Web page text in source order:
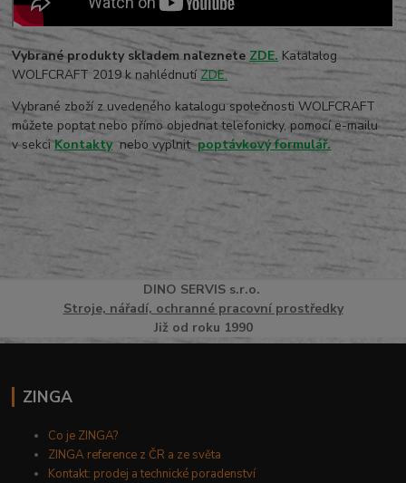
Vybrané produkty skladem naleznete ZDE. Katalalog
WOLFCRAFT 2019 k nahlédnutí ZDE.
Vybrané zboží z uvedeného katalogu společnosti WOLFCRAFT
můžete poptat nebo přímo objednat telefonicky, pomocí e-mailu
v sekci Kontakty nebo vyplnitpoptávkový formulář.
DINO SERVISs.r.o.
Stroje, nářadí, ochranné pracovní prostředky
Již od roku 1990
ZINGA
Co je ZINGA?
ZINGA reference z ČR a ze světa
Kontakt: prodej a technické poradenství